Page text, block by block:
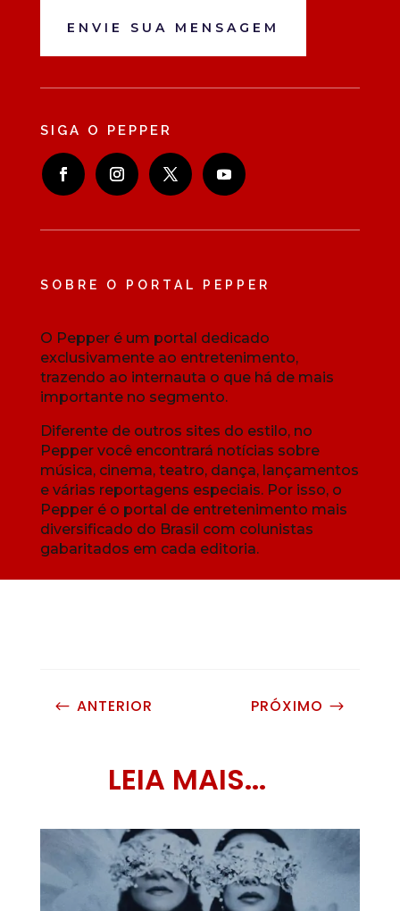
ENVIE SUA MENSAGEM
SIGA O PEPPER
SOBRE O PORTAL PEPPER
O Pepper é um portal dedicado
exclusivamente ao entretenimento,
trazendo ao internauta o que há de mais
importante no segmento.
Diferente de outros sites do estilo, no
Pepper você encontrará notícias sobre
música, cinema, teatro, dança, lançamentos
e várias reportagens especiais. Por isso, o
Pepper é o portal de entretenimento mais
diversificado do Brasil com colunistas
gabaritados em cada editoria.
# ANTERIOR PRÓXIMO $
LEIA MAIS...